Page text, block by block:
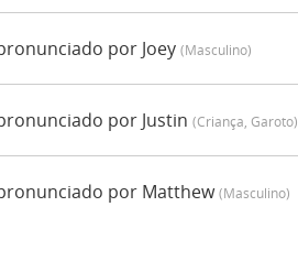
por Joey (masculino)
por Justin (criança, Garoto)
por Matthew(masculino)